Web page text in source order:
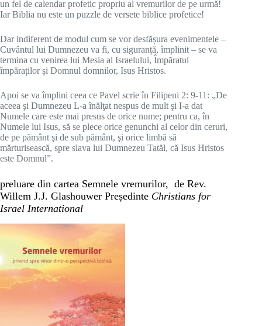
un fel de calendar profetic propriu al vremurilor de pe urmă!
Iar Biblia nu este un puzzle de versete biblice profetice!
Dar indiferent de modul cum se vor desfășura evenimentele –
Cuvântul lui Dumnezeu va fi, cu siguranță, împlinit – se va
termina cu venirea lui Mesia al Israelului, Împăratul
împăraților și Domnul domnilor, Isus Hristos.
Apoi se va împlini ceea ce Pavel scrie în Filipeni 2: 9-11: „De
aceea şi Dumnezeu L-a înălţat nespus de mult şi I-a dat
Numele care este mai presus de orice nume; pentru ca, în
Numele lui Isus, să se plece orice genunchi al celor din ceruri,
de pe pământ şi de sub pământ, şi orice limbă să
mărturisească, spre slava lui Dumnezeu Tatăl, că Isus Hristos
este Domnul”.
preluare din cartea Semnele vremurilor, de Rev.
Willem J.J. Glashouwer Președinte Christians for
Israel International